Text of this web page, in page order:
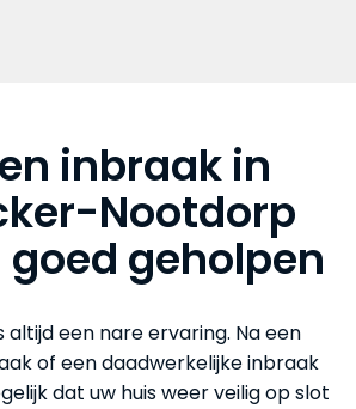
inbraak in
Nootdorp
goed geholpen
altijd een nare ervaring. Na een
of een daadwerkelijke inbraak
dat uw huis weer veilig op slot